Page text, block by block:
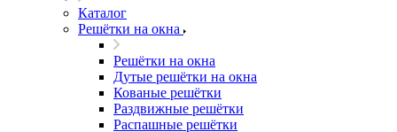
Каталог
Решётки на окна
Решётки на окна
Дутые решётки на окна
Кованые решётки
Раздвижные решётки
Распашные решётки